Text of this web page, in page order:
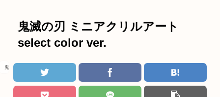
鬼滅の刃 ミニアクリルアート
select color ver.
鬼滅の刃